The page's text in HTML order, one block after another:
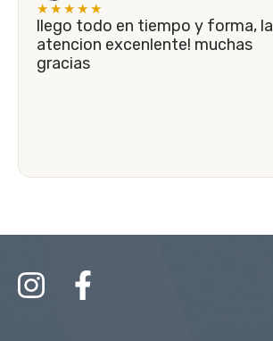
★★★★★
llego todo en tiempo y forma, la
atencion excenlente! muchas
gracias